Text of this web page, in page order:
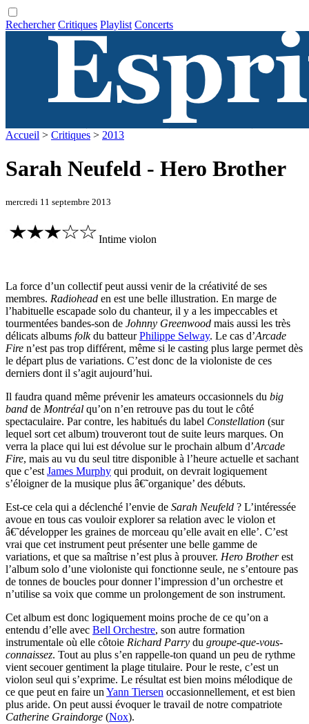
Rechercher Critiques Playlist Concerts
Accueil > Critiques > 2013
Sarah Neufeld - Hero Brother
mercredi 11 septembre 2013
Intime violon
La force d’un collectif peut aussi venir de la créativité de ses
membres. Radiohead en est une belle illustration. En marge de
l’habituelle escapade solo du chanteur, il y a les impeccables et
tourmentées bandes-son de Johnny Greenwood mais aussi les très
délicats albums folkdu batteurPhilippe Selway. Le cas d’Arcade
Fire n’est pas trop différent, même si le casting plus large permet dès
le départ plus de variations. C’est donc de la violoniste de ces
derniers dont il s’agit aujourd’hui.
Il faudra quand même prévenir les amateurs occasionnels du big
band de Montréal qu’on n’en retrouve pas du tout le côté
spectaculaire. Par contre, les habitués du label Constellation (sur
lequel sort cet album) trouveront tout de suite leurs marques. On
verra la place qui lui est dévolue sur le prochain album d’Arcade
Fire, mais au vu du seul titre disponible à l’heure actuelle et sachant
que c’est James Murphy qui produit, on devrait logiquement
s’éloigner de la musique plus â€˜organique’ des débuts.
Est-ce cela qui a déclenché l’envie de Sarah Neufeld ? L’intéressée
avoue en tous cas vouloir explorer sa relation avec le violon et
â€˜développer les graines de morceau qu’elle avait en elle’. C’est
vrai que cet instrument peut présenter une belle gamme de
variations, et que sa maîtrise n’est plus à prouver. Hero Brotherest
l’album solo d’une violoniste qui fonctionne seule, ne s’entoure pas
de tonnes de boucles pour donner l’impression d’un orchestre et
n’utilise sa voix que comme un prolongement de son instrument.
Cet album est donc logiquement moins proche de ce qu’on a
entendu d’elle avec Bell Orchestre, son autre formation
instrumentale où elle côtoie Richard Parry du groupe-que-vous-
connaissez. Tout au plus s’en rappelle-ton quand un peu de rythme
vient secouer gentiment la plage titulaire. Pour le reste, c’est un
violon seul qui s’exprime. Le résultat est bien moins mélodique de
ce que peut en faire un Yann Tiersen occasionnellement, et est bien
plus aride. On peut aussi évoquer le travail de notre compatriote
Catherine Graindorge (Nox).